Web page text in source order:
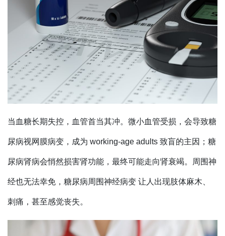
当血糖长期失控，血管首当其冲。微小血管受损，会导致糖
尿病视网膜病变，成为 working-age adults 致盲的主因；糖
尿病肾病会悄然损害肾功能，最终可能走向肾衰竭。周围神
经也无法幸免，糖尿病周围神经病变 让人出现肢体麻木、
刺痛，甚至感觉丧失。